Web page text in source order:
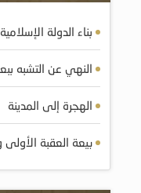
بناء الدولة الإسلامية
النهي عن التشبه
الهجرة إلى المدينة
بيعة العقبة الأولى و